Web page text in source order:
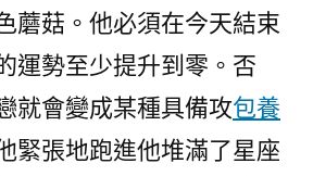
蘑菇。他必須在今天結束
運勢至少提升到零。否
就會變成某種具備攻包養
緊張地跑進他堆滿了星座